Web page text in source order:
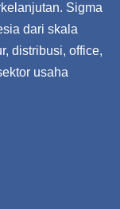
Sigma
dari skala
distribusi, office,
usaha